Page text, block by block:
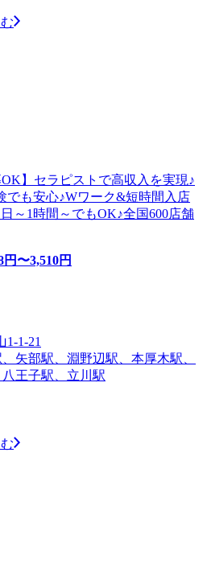
】セラピストで高収入を実現♪
でも安心♪Wワーク&短時間入店
～1時間～でもOK♪全国600店舗
円〜3,510円
1-21
矢部駅、淵野辺駅、本厚木駅、
王子駅、立川駅